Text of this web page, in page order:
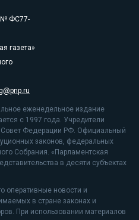
№ ФС77-
газета»
еженедельное издание
с 1997 года. Учредители
Совет Федерации РФ. Официальный
законов, федеральных
Собрания. «Парламентская
в десяти субъектах
оперативные новости и
в стране законах и
При использовании материалов